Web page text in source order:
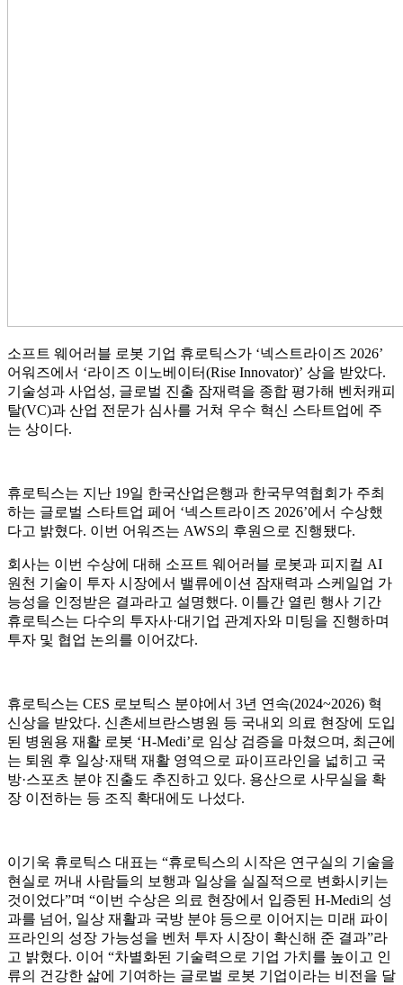
소프트 웨어러블 로봇 기업 휴로틱스가 ‘넥스트라이즈 2026’
어워즈에서 ‘라이즈 이노베이터(Rise Innovator)’ 상을 받았다.
기술성과 사업성, 글로벌 진출 잠재력을 종합 평가해 벤처캐피
탈(VC)과 산업 전문가 심사를 거쳐 우수 혁신 스타트업에 주
는 상이다.
휴로틱스는 지난 19일 한국산업은행과 한국무역협회가 주최
하는 글로벌 스타트업 페어 ‘넥스트라이즈 2026’에서 수상했
다고 밝혔다. 이번 어워즈는 AWS의 후원으로 진행됐다.
회사는 이번 수상에 대해 소프트 웨어러블 로봇과 피지컬 AI
원천 기술이 투자 시장에서 밸류에이션 잠재력과 스케일업 가
능성을 인정받은 결과라고 설명했다. 이틀간 열린 행사 기간
휴로틱스는 다수의 투자사·대기업 관계자와 미팅을 진행하며
투자 및 협업 논의를 이어갔다.
휴로틱스는 CES 로보틱스 분야에서 3년 연속(2024~2026) 혁
신상을 받았다. 신촌세브란스병원 등 국내외 의료 현장에 도입
된 병원용 재활 로봇 ‘H-Medi’로 임상 검증을 마쳤으며, 최근에
는 퇴원 후 일상·재택 재활 영역으로 파이프라인을 넓히고 국
방·스포츠 분야 진출도 추진하고 있다. 용산으로 사무실을 확
장 이전하는 등 조직 확대에도 나섰다.
이기욱 휴로틱스 대표는 “휴로틱스의 시작은 연구실의 기술을
현실로 꺼내 사람들의 보행과 일상을 실질적으로 변화시키는
것이었다”며 “이번 수상은 의료 현장에서 입증된 H-Medi의 성
과를 넘어, 일상 재활과 국방 분야 등으로 이어지는 미래 파이
프라인의 성장 가능성을 벤처 투자 시장이 확신해 준 결과”라
고 밝혔다. 이어 “차별화된 기술력으로 기업 가치를 높이고 인
류의 건강한 삶에 기여하는 글로벌 로봇 기업이라는 비전을 달